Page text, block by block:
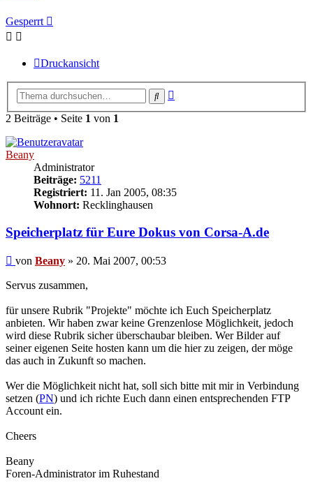
Gesperrt
Druckansicht
Suche
2 Beiträge • Seite 1 von 1
Beany
Administrator
Beiträge: 5211
Registriert: 11. Jan 2005, 08:35
Wohnort: Recklinghausen
Speicherplatz für Eure Dokus von Corsa-A.de
Beitrag
von Beany » 20. Mai 2007, 00:53
Servus zusammen,
für unsere Rubrik "Projekte" möchte ich Euch Speicherplatz
anbieten. Wir haben zwar keine Grenzenlose Möglichkeit, jedoch
wird diese Rubrik sicher überschaubar bleiben. Wer Bilder auf
seiner eigenen Seite hosten kann um die hier zu zeigen, der möge
das auch in Zukunft so machen.
Wer die Möglichkeit nicht hat, soll sich bitte mit mir in Verbindung
setzen (PN) und ich richte Euch dann einen entsprechenden FTP
Account ein.
Cheers
Beany
Foren-Administrator im Ruhestand